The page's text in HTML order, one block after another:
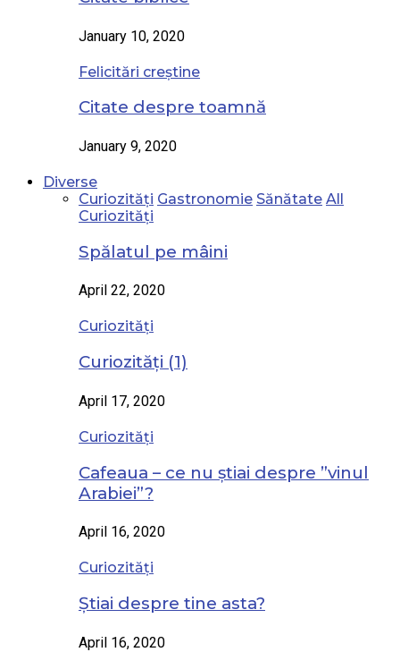
January 10, 2020
Felicitări creștine
Citate despre toamnă
January 9, 2020
Diverse
Curiozități Gastronomie Sănătate All
Curiozități
Spălatul pe mâini
April 22, 2020
Curiozități
Curiozități (1)
April 17, 2020
Curiozități
Cafeaua – ce nu știai despre ”vinul
Arabiei”?
April 16, 2020
Curiozități
Știai despre tine asta?
April 16, 2020